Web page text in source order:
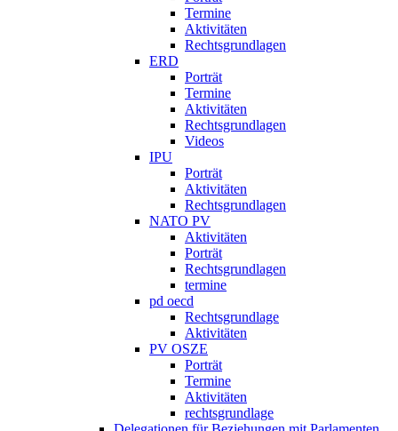
Termine
Aktivitäten
Rechtsgrundlagen
ERD
Porträt
Termine
Aktivitäten
Rechtsgrundlagen
Videos
IPU
Porträt
Aktivitäten
Rechtsgrundlagen
NATO PV
Aktivitäten
Porträt
Rechtsgrundlagen
termine
pd oecd
Rechtsgrundlage
Aktivitäten
PV OSZE
Porträt
Termine
Aktivitäten
rechtsgrundlage